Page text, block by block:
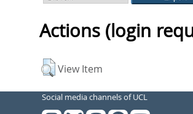
Actions (login
View Item
Social media channels of UCL